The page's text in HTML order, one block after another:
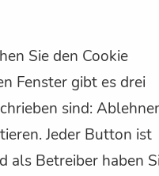
Sie den Cookie
Fenster gibt es drei
sind:
Jeder Button ist
als Betreiber haben